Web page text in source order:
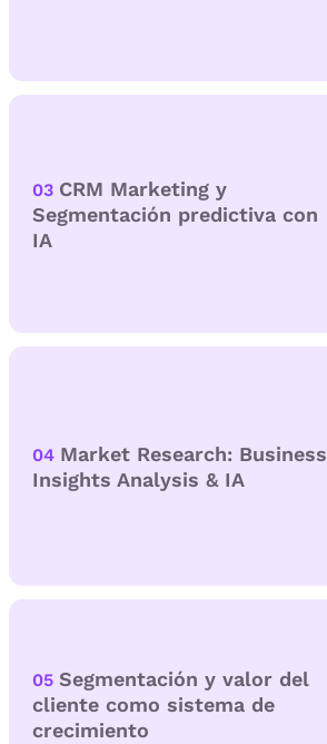
03 CRM Marketing y
Segmentación predictiva con
IA
04 Market Research: Business
Insights Analysis & IA
05 Segmentación y valor del
cliente como sistema de
crecimiento